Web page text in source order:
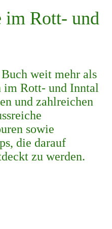
im Rott- und
weit mehr als
im Rott- und Inntal
und zahlreichen
sowie
die darauf
zu werden.